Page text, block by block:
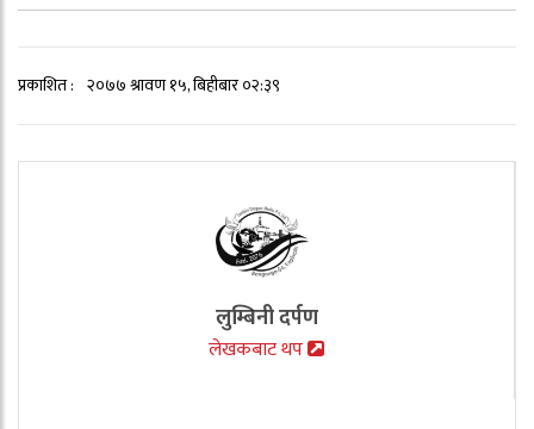
प्रकाशित : २०७७ श्रावण १५, बिहीबार ०२:३९
लुम्बिनी दर्पण
लेखकबाट थप